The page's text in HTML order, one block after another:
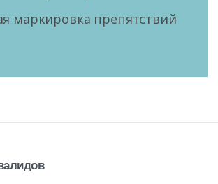
маркировка препятствий